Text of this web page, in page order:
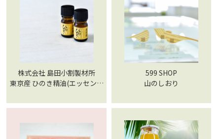
株式会社 島田小割製材所
東京産 ひのき精油(エッセンシ
599 SHOP
山のしおり